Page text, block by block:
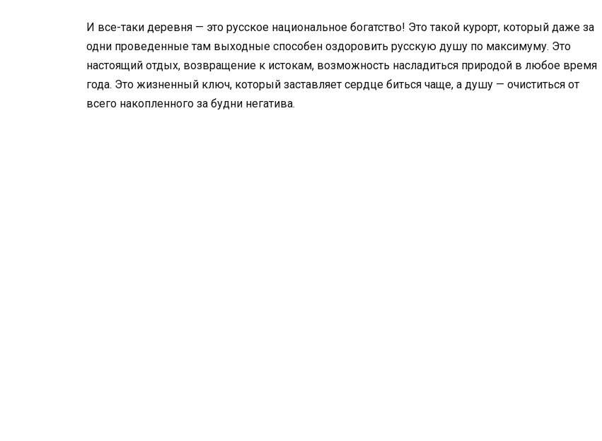
И все-таки деревня — это русское национальное богатство! Это такой курорт, который даже за
одни проведенные там выходные способен оздоровить русскую душу по максимуму. Это
настоящий отдых, возвращение к истокам, возможность насладиться природой в любое время
года. Это жизненный ключ, который заставляет сердце биться чаще, а душу — очиститься от
всего накопленного за будни негатива.